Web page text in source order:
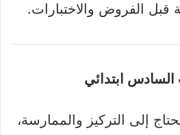
الفروض والاختبارات.
ابتدائي
إلى التركيز والممارسة،